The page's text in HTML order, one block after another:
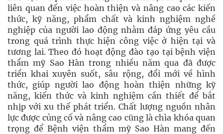
liên quan đến việc hoàn thiện và nâng cao các kiến
thức, kỹ năng, phẩm chất và kinh nghiệm nghề
nghiệp của người lao động nhằm đáp ứng yêu cầu
trong quá trình thực hiện công việc ở hiện tại và
tương lai. Theo đó hoạt động đào tạo tại bệnh viện
thẩm mỹ Sao Hàn trong nhiều năm qua đã được
triển khai xuyên suốt, sâu rộng, đổi mới về hình
thức, giúp người lao động hoàn thiện những kỹ
năng, kiến thức và kinh nghiệm cần thiết để bắt
nhịp với xu thế phát triển. Chất lượng nguồn nhân
lực được củng cố và nâng cao cũng là chìa khóa quan
trọng để Bệnh viện thẩm mỹ Sao Hàn mang đến